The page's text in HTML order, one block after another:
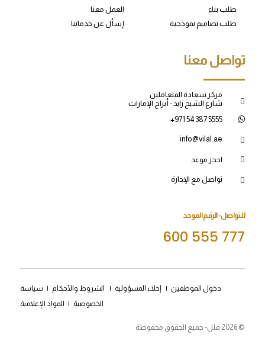
طلب بناء
طلب تصاميم نموذجية
العمل معنا
إسأل عن خدماتنا
تواصل معنا
مركز سعادة المتعاملين
شارع الشيخ زايد - أبراج الإمارات
+971 54 387 5555
info@vilal.ae
احجز موعد
تواصل مع الإدارة
للتواصل- الرقم الموحد
600 555 777
© 2026 فلل- جميع الحقوق محفوظة
دخول الموظفين |إخلاء المسؤولية | الشروط والأحكام | سياسة
الخصوصية | المواد الإعلامية